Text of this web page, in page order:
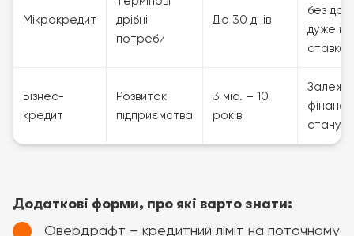
Мікрокредит
дрібні
потреби
До 30 днів
без
дуже
ставка
Бізнес-
кредит
Розвиток
підприємства
3 міс. – 10
років
стану
Додаткові форми, про які варто знати:
Овердрафт – кредитний ліміт на поточному